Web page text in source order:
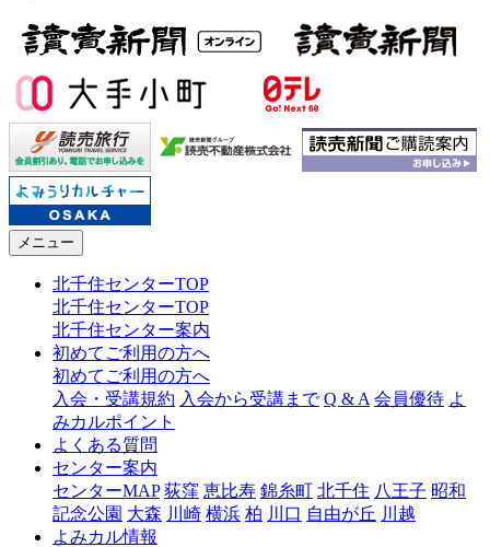
メニュー
北千住センターTOP
北千住センターTOP
北千住センター案内
初めてご利用の方へ
初めてご利用の方へ
入会・受講規約 入会から受講まで Q & A 会員優待 よ
みカルポイント
よくある質問
センター案内
センターMAP 荻窪 恵比寿 錦糸町 北千住 八王子 昭和
記念公園 大森 川崎 横浜 柏 川口 自由が丘 川越
よみカル情報